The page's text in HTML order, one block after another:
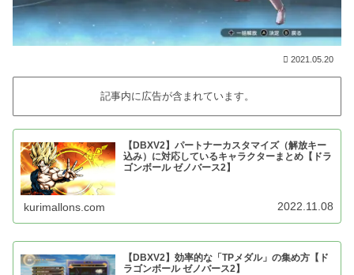
2021.05.20
記事内に広告が含まれています。
【DBXV2】パートナーカスタマイズ（解放キー
込み）に対応しているキャラクターまとめ【ドラ
ゴンボール ゼノバース2】
kurimallons.com 2022.11.08
【DBXV2】効率的な「TPメダル」の集め方【ド
ラゴンボール ゼノバース2】